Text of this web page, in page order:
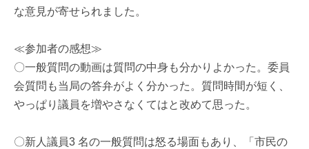
な意見が寄せられました。
≪参加者の感想≫
〇一般質問の動画は質問の中身も分かりよかった。委員
会質問も当局の答弁がよく分かった。質問時間が短く、
やっぱり議員を増やさなくてはと改めて思った。
〇新人議員3 名の一般質問は怒る場面もあり、「市民の